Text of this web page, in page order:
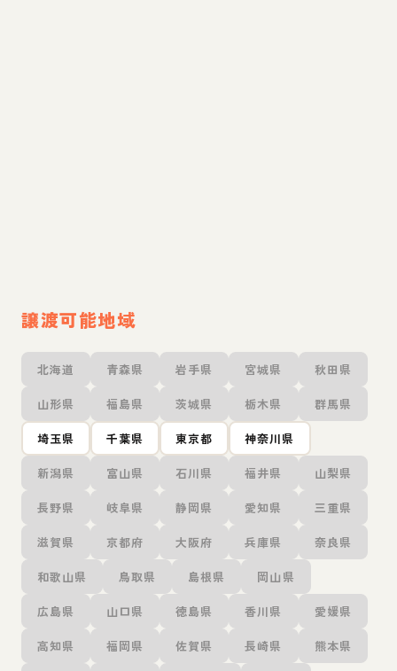
譲渡可能地域
北海道 青森県 岩手県 宮城県 秋田県
山形県 福島県 茨城県 栃木県 群馬県
埼玉県 千葉県 東京都 神奈川県
新潟県 富山県 石川県 福井県 山梨県
長野県 岐阜県 静岡県 愛知県 三重県
滋賀県 京都府 大阪府 兵庫県 奈良県
和歌山県 鳥取県 島根県 岡山県
広島県 山口県 徳島県 香川県 愛媛県
高知県 福岡県 佐賀県 長崎県 熊本県